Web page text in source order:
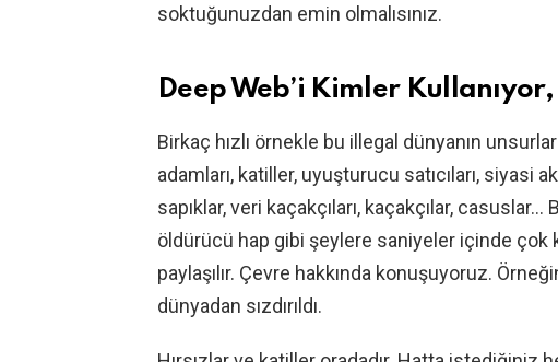
soktuğunuzdan emin olmalısınız.
Deep Web’i Kimler
Birkaç hızlı örnekle bu illegal dünyanın
adamları, katiller, uyuşturucu satıcıları, siyasi
sapıklar, veri kaçakçıları, kaçakçılar,
öldürücü hap gibi şeylere saniyeler içinde çok
paylaşılır. Çevre hakkında konuşuyoruz.
dünyadan sızdırıldı.